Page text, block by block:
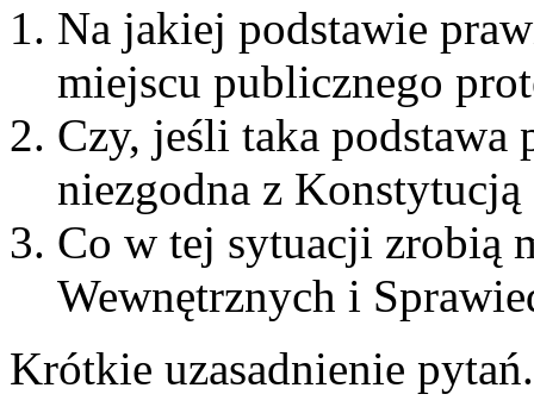
Na jakiej podstawie
miejscu publicznego
Czy, jeśli taka podstawa
niezgodna z
Co w tej sytuacji zrobią
Wewnętrznych i
Krótkie uzasadnienie pytań.